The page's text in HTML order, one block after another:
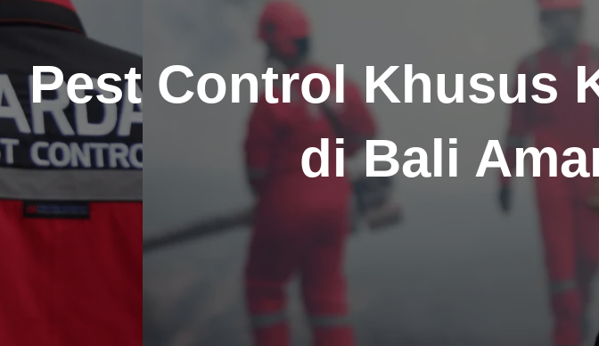
Pest Control Khusus
di Bali